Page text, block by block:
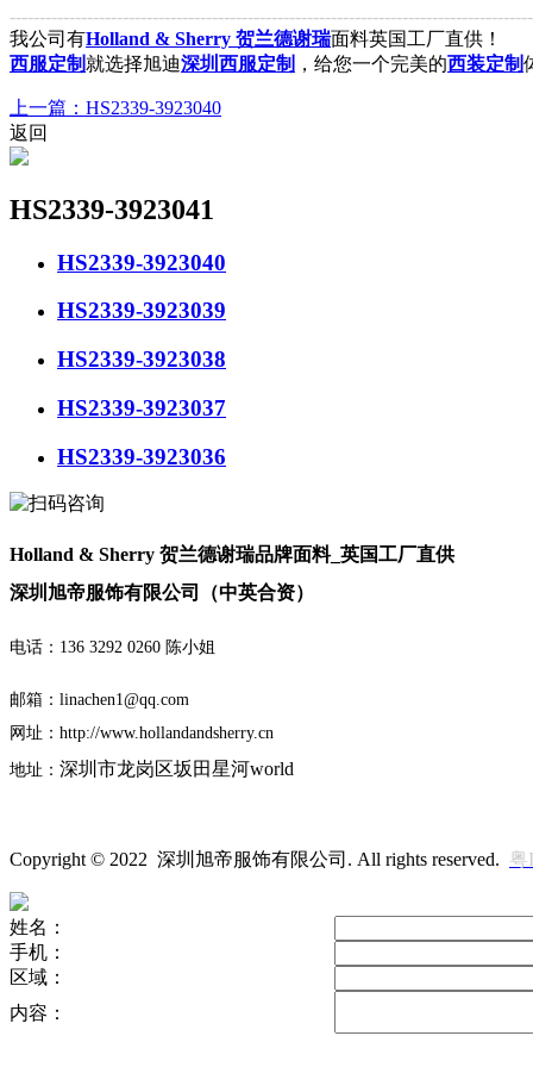
我公司有Holland & Sherry 贺兰德谢瑞面料英国工厂直供！
西服定制 就选择旭迪深圳西服定制 ，给您一个完美的西装定制
上一篇：HS2339-3923040
返回
HS2339-3923041
HS2339-3923040
HS2339-3923039
HS2339-3923038
HS2339-3923037
HS2339-3923036
Holland & Sherry 贺兰德谢瑞品牌面料_英国工厂直供
深圳旭帝服饰有限公司（中英合资）
电话：136 3292 0260 陈小姐
邮箱：linachen1@qq.com
网址：http://www.hollandandsherry.cn
地址： 深圳市龙岗区坂田星河world
Copyright © 2022 深圳旭帝服饰有限公司. All rights reserved. 粤
姓名：
手机：
区域：
内容：